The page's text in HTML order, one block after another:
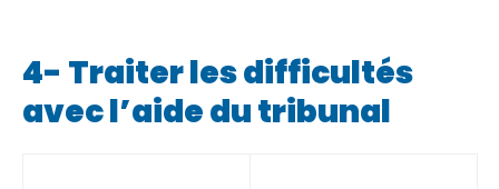
4- Traiter les difficultés
avec l’aide du tribunal